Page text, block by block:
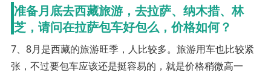
准备月底去西藏旅游，去拉萨、纳木措、林
芝，请问在拉萨包车好包么，价格如何？
7、8月是西藏的旅游旺季，人比较多。旅游用车也比较紧
张，不过要包车应该还是挺容易的，就是价格稍微高一